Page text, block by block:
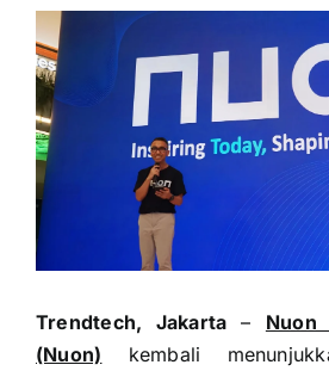
Trendtech, Jakarta – Nuon
(Nuon) kembali